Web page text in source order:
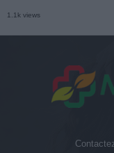
1.1k views